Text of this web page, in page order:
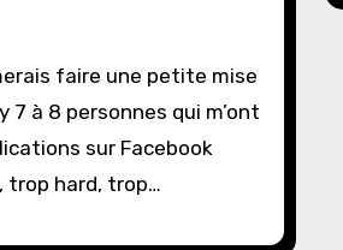
7 à 8 personnes qui m’ont
sur Facebook
trop hard, trop…